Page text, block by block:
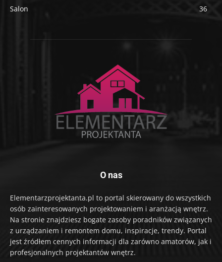
Salon
36
O nas
Elementarzprojektanta.pl to portal skierowany do wszystkich
osób zainteresowanych projektowaniem i aranżacją wnętrz.
Na stronie znajdziesz bogate zasoby poradników związanych
z urządzaniem i remontem domu, inspiracje, trendy. Portal
jest źródłem cennych informacji dla zarówno amatorów, jak i
profesjonalnych projektantów wnętrz.